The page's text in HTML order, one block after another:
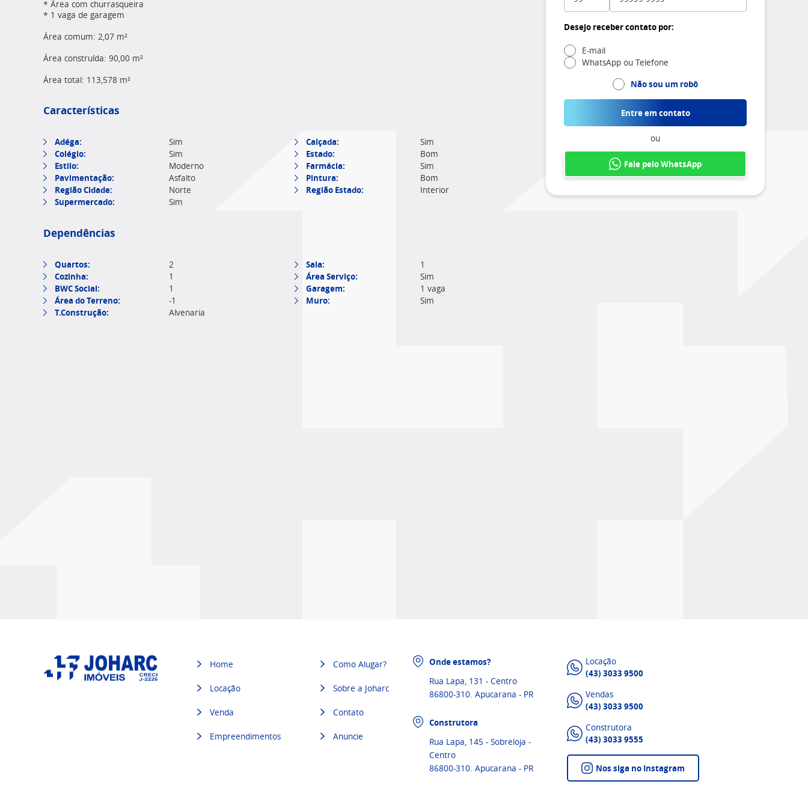
Desejo receber contato por:
E-mail
WhatsApp ou Telefone
Não sou um robô
Entre em contato
ou
Fale pelo WhatsApp
* Área com churrasqueira
* 1 vaga de garagem
Área comum: 2,07 m²
Área construída: 90,00 m²
Área total: 113,578 m²
Características
Adéga: Sim Calçada: Sim
Colégio: Sim Estado: Bom
Estilo: Moderno Farmácia: Sim
Pavimentação: Asfalto Pintura: Bom
Região Cidade: Norte Região Estado: Interior
Supermercado: Sim
Dependências
Quartos: 2 Sala: 1
Cozinha: 1 Área Serviço: Sim
BWC Social: 1 Garagem: 1 vaga
Área do Terreno: -1 Muro: Sim
T.Construção: Alvenaria
Home
Locação
Venda
Empreendimentos
Como Alugar?
Sobre a Joharc
Contato
Anuncie
Onde estamos?
Rua Lapa, 131 - Centro
86800-310. Apucarana - PR
Construtora
Rua Lapa, 145 - Sobreloja -
Centro
86800-310. Apucarana - PR
Locação
(43) 3033 9500
Vendas
(43) 3033 9500
Construtora
(43) 3033 9555
Nos siga no Instagram